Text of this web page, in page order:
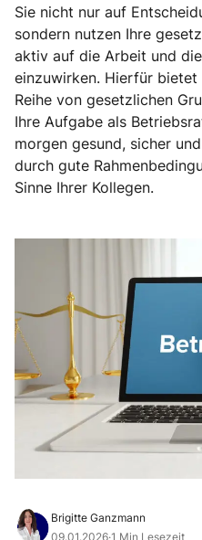
Sie nicht nur auf
sondern nutzen Ihre
aktiv auf die Arbeit und
einzuwirken. Hierfür
Reihe von gesetzlichen
Ihre Aufgabe als
morgen gesund, sicher
durch gute
Sinne Ihrer Kollegen.
Brigitte Ganzmann
09.01.2026·1 Min Lesezeit